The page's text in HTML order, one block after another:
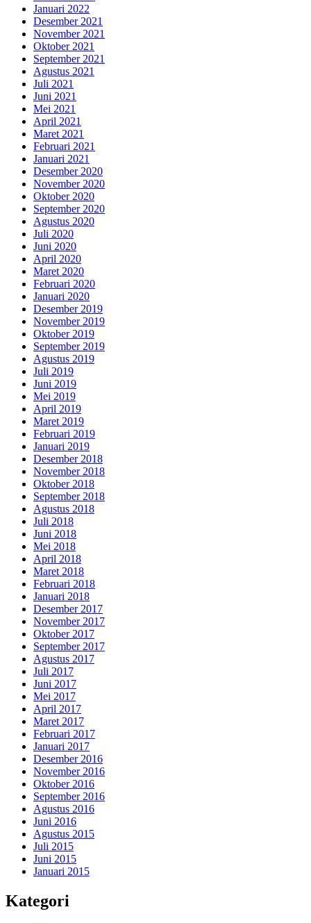
Januari 2022
Desember 2021
November 2021
Oktober 2021
September 2021
Agustus 2021
Juli 2021
Juni 2021
Mei 2021
April 2021
Maret 2021
Februari 2021
Januari 2021
Desember 2020
November 2020
Oktober 2020
September 2020
Agustus 2020
Juli 2020
Juni 2020
April 2020
Maret 2020
Februari 2020
Januari 2020
Desember 2019
November 2019
Oktober 2019
September 2019
Agustus 2019
Juli 2019
Juni 2019
Mei 2019
April 2019
Maret 2019
Februari 2019
Januari 2019
Desember 2018
November 2018
Oktober 2018
September 2018
Agustus 2018
Juli 2018
Juni 2018
Mei 2018
April 2018
Maret 2018
Februari 2018
Januari 2018
Desember 2017
November 2017
Oktober 2017
September 2017
Agustus 2017
Juli 2017
Juni 2017
Mei 2017
April 2017
Maret 2017
Februari 2017
Januari 2017
Desember 2016
November 2016
Oktober 2016
September 2016
Agustus 2016
Juni 2016
Agustus 2015
Juli 2015
Juni 2015
Januari 2015
Kategori